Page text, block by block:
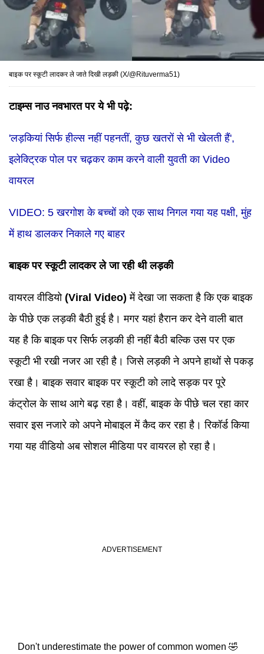
बाइक पर स्कूटी लादकर ले जाते दिखी लड़की (X/@Rituverma51)
टाइम्स नाउ नवभारत पर ये भी पढ़े:
'लड़कियां सिर्फ हील्स नहीं पहनतीं, कुछ खतरों से भी खेलती हैं',
इलेक्ट्रिक पोल पर चढ़कर काम करने वाली युवती का Video
वायरल
VIDEO: 5 खरगोश के बच्चों को एक साथ निगल गया यह पक्षी, मुंह
में हाथ डालकर निकाले गए बाहर
बाइक पर स्कूटी लादकर ले जा रही थी लड़की
वायरल वीडियो (Viral Video) में देखा जा सकता है कि एक बाइक
के पीछे एक लड़की बैठी हुई है। मगर यहां हैरान कर देने वाली बात
यह है कि बाइक पर सिर्फ लड़की ही नहीं बैठी बल्कि उस पर एक
स्कूटी भी रखी नजर आ रही है। जिसे लड़की ने अपने हाथों से पकड़
रखा है। बाइक सवार बाइक पर स्कूटी को लादे सड़क पर पूरे
कंट्रोल के साथ आगे बढ़ रहा है। वहीं, बाइक के पीछे चल रहा कार
सवार इस नजारे को अपने मोबाइल में कैद कर रहा है। रिकॉर्ड किया
गया यह वीडियो अब सोशल मीडिया पर वायरल हो रहा है।
Don't underestimate the power of common women 🤣